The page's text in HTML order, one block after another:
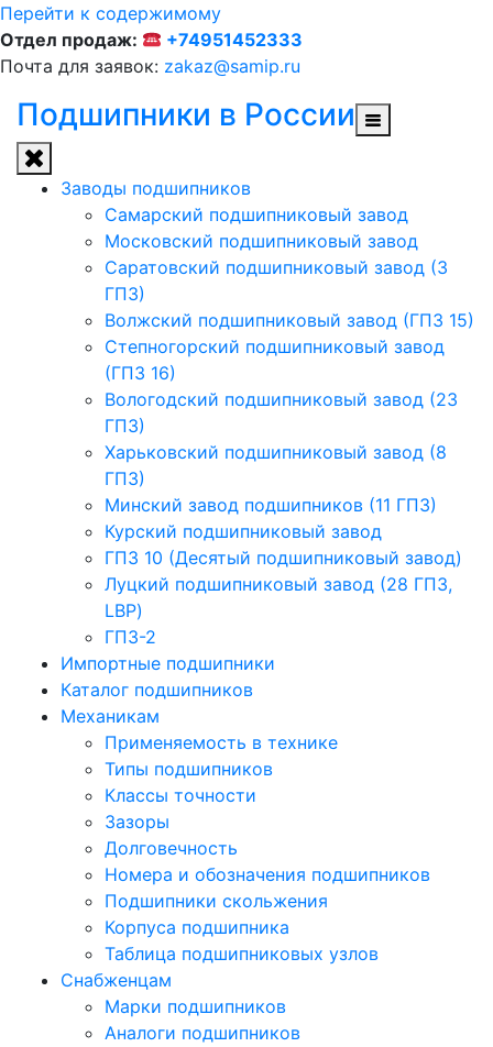
Перейти к содержимому
Отдел продаж:
+74951452333
Почта для заявок: zakaz@samip.ru
Подшипники в России
Заводы подшипников
Cамарский подшипниковый завод
Московский подшипниковый завод
Саратовский подшипниковый завод (3
ГПЗ)
Волжский подшипниковый завод (ГПЗ 15)
Степногорский подшипниковый завод
(ГПЗ 16)
Вологодский подшипниковый завод (23
ГПЗ)
Харьковский подшипниковый завод (8
ГПЗ)
Минский завод подшипников (11 ГПЗ)
Курский подшипниковый завод
ГПЗ 10 (Десятый подшипниковый завод)
Луцкий подшипниковый завод (28 ГПЗ,
LBP)
ГПЗ-2
Импортные подшипники
Каталог подшипников
Механикам
Применяемость в технике
Типы подшипников
Классы точности
Зазоры
Долговечность
Номера и обозначения подшипников
Подшипники скольжения
Корпуса подшипника
Таблица подшипниковых узлов
Снабженцам
Марки подшипников
Аналоги подшипников